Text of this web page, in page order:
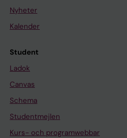
Nyheter
Kalender
Student
Ladok
Canvas
Schema
Studentmejlen
Kurs- och programwebbar